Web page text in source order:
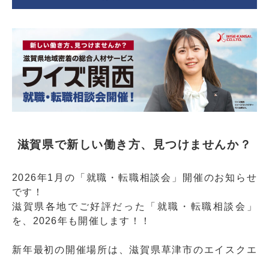
滋賀県で新しい働き方、見つけませんか？
2026年1月の「就職・転職相談会」開催のお知らせ
です！
滋賀県各地でご好評だった「就職・転職相談会」
を、2026年も開催します！！
新年最初の開催場所は、滋賀県草津市のエイスクエ